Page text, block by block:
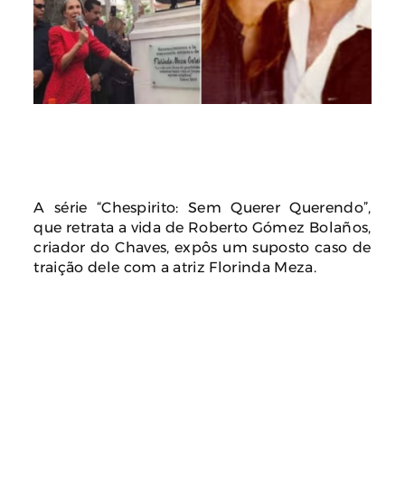
A série “Chespirito: Sem Querer Querendo”,
que retrata a vida de Roberto Gómez Bolaños,
criador do Chaves, expôs um suposto caso de
traição dele com a atriz Florinda Meza.